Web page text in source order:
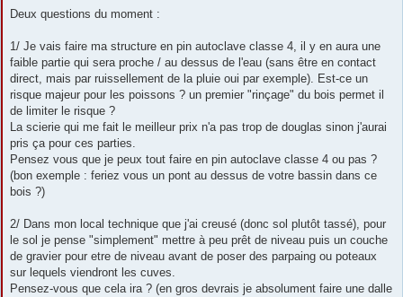
Deux questions du moment :
1/ Je vais faire ma structure en pin autoclave classe 4, il y en aura une
faible partie qui sera proche / au dessus de l'eau (sans être en contact
direct, mais par ruissellement de la pluie oui par exemple). Est-ce un
risque majeur pour les poissons ? un premier "rinçage" du bois permet il
de limiter le risque ?
La scierie qui me fait le meilleur prix n'a pas trop de douglas sinon j'aurai
pris ça pour ces parties.
Pensez vous que je peux tout faire en pin autoclave classe 4 ou pas ?
(bon exemple : feriez vous un pont au dessus de votre bassin dans ce
bois ?)
2/ Dans mon local technique que j'ai creusé (donc sol plutôt tassé), pour
le sol je pense "simplement" mettre à peu prêt de niveau puis un couche
de gravier pour etre de niveau avant de poser des parpaing ou poteaux
sur lequels viendront les cuves.
Pensez-vous que cela ira ? (en gros devrais je absolument faire une dalle